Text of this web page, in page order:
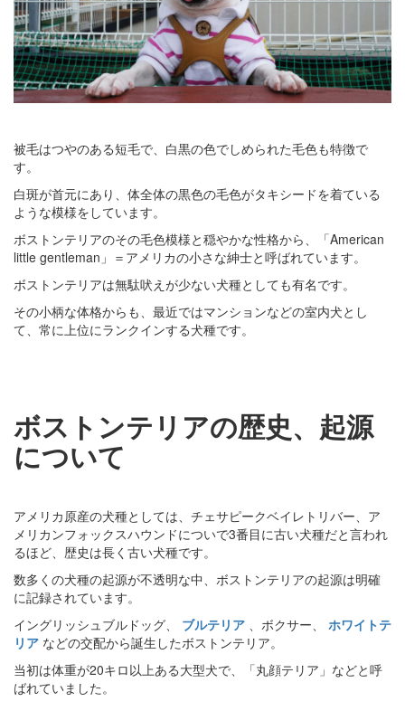
被毛はつやのある短毛で、白黒の色でしめられた毛色も特徴で
す。
白斑が首元にあり、体全体の黒色の毛色がタキシードを着ている
ような模様をしています。
ボストンテリアのその毛色模様と穏やかな性格から、「American
little gentleman」＝アメリカの小さな紳士と呼ばれています。
ボストンテリアは無駄吠えが少ない犬種としても有名です。
その小柄な体格からも、最近ではマンションなどの室内犬とし
て、常に上位にランクインする犬種です。
ボストンテリアの歴史、起源
について
アメリカ原産の犬種としては、チェサピークベイレトリバー、ア
メリカンフォックスハウンドについで3番目に古い犬種だと言われ
るほど、歴史は長く古い犬種です。
数多くの犬種の起源が不透明な中、ボストンテリアの起源は明確
に記録されています。
イングリッシュブルドッグ、 ブルテリア 、ボクサー、 ホワイトテ
リア などの交配から誕生したボストンテリア。
当初は体重が20キロ以上ある大型犬で、「丸顔テリア」などと呼
ばれていました。